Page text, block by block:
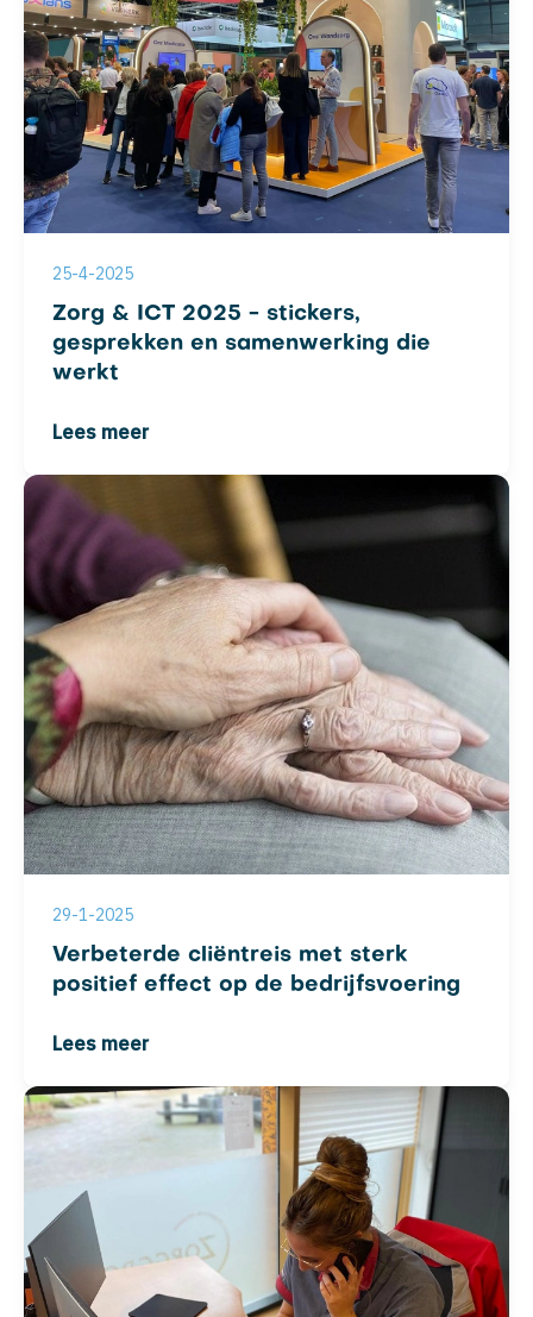
25-4-2025
Zorg & ICT 2025 - stickers,
gesprekken en samenwerking die
werkt
Lees meer
29-1-2025
Verbeterde cliëntreis met sterk
positief effect op de bedrijfsvoering
Lees meer